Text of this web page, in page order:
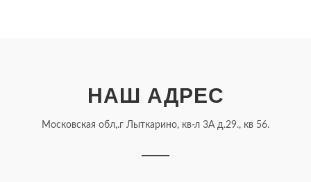
НАШ АДРЕС
Московская обл,.г Лыткарино, кв-л 3А д.29., кв 56.